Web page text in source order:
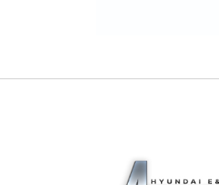
N